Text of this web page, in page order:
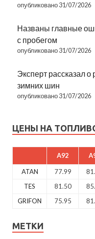
опубликовано 31/07/2026
Названы главные
с пробегом
опубликовано 31/07/2026
Эксперт рассказал о
зимних шин
опубликовано 31/07/2026
ЦЕНЫ НА
A92
ATAN 77.99
TES
81.50
GRIFON
75.95
МЕТКИ